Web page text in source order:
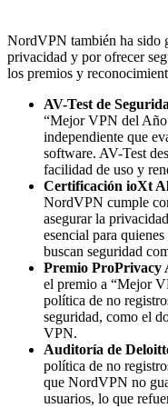
NordVPN también ha sido
privacidad y por ofrecer
los premios y
AV-Test de
“Mejor VPN del
independiente que
software. AV-Test
facilidad de uso y
Certificación ioXt
NordVPN cumple
asegurar la
esencial para
buscan seguridad
Premio ProPrivacy
el premio a “Mejor
política de no
seguridad, como el
VPN.
Auditoría de
política de no
que NordVPN no
usuarios, lo que